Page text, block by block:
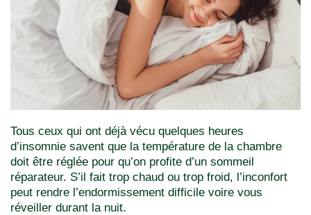
Tous ceux qui ont déjà vécu quelques heures
d’insomnie savent que la température de la chambre
doit être réglée pour qu’on profite d’un sommeil
réparateur. S’il fait trop chaud ou trop froid, l’inconfort
peut rendre l’endormissement difficile voire vous
réveiller durant la nuit.